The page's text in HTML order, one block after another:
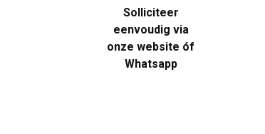
Solliciteer
eenvoudig via
onze website óf
Whatsapp